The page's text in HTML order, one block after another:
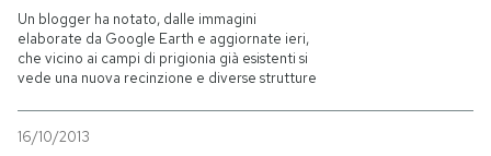
Un blogger ha notato, dalle immagini
elaborate da Google Earth e aggiornate ieri,
che vicino ai campi di prigionia già esistenti si
vede una nuova recinzione e diverse strutture
16/10/2013